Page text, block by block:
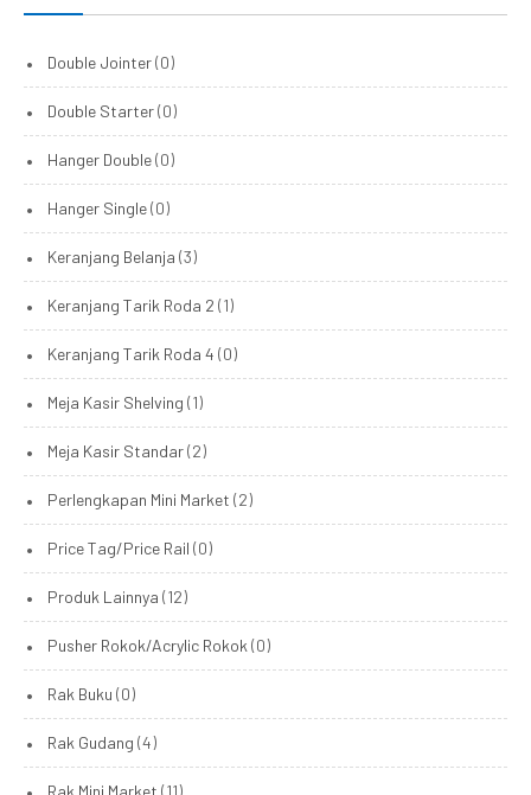
Double Jointer(0)
Double Starter(0)
Hanger Double(0)
Hanger Single(0)
Keranjang Belanja (3)
Keranjang Tarik Roda 2 (1)
Keranjang Tarik Roda 4 (0)
Meja Kasir Shelving (1)
Meja Kasir Standar(2)
Perlengkapan Mini Market (2)
Price Tag/Price Rail (0)
Produk Lainnya (12)
Pusher Rokok/Acrylic Rokok (0)
Rak Buku (0)
Rak Gudang (4)
Rak Mini Market (11)